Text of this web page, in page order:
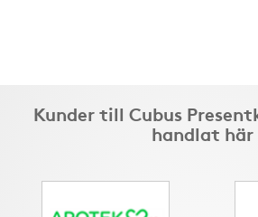
Kunder till Cubus
handlat här